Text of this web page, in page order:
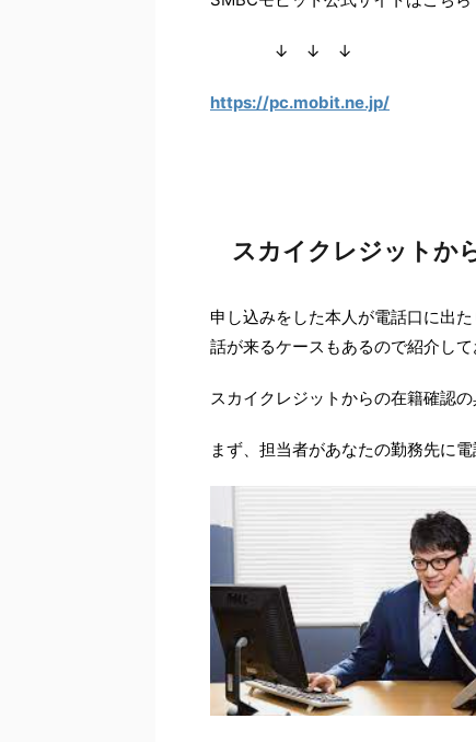
↓ ↓ ↓
https://pc.mobit.ne.jp/
スカイクレジットか
申し込みをした本人が電話口に出
話が来るケースもあるので紹介して
スカイクレジットからの在籍確認の
まず、担当者があなたの勤務先に電